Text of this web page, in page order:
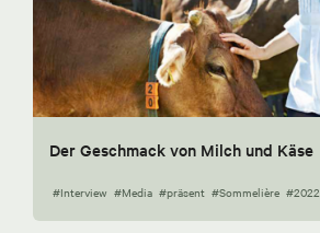
Der Geschmack von Milch und Käse
#Interview #Media #präsent #Sommelière #2022